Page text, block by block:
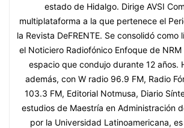
estado de Hidalgo. Dirige AVSI
multiplataforma a la que pertenece el
la Revista DeFRENTE. Se consolidó como
el Noticiero Radiofónico Enfoque de NRM
espacio que condujo durante 12 años.
además, con W radio 96.9 FM, Radio
103.3 FM, Editorial Notmusa, Diario
estudios de Maestría en Administración
por la Universidad Latinoamericana,